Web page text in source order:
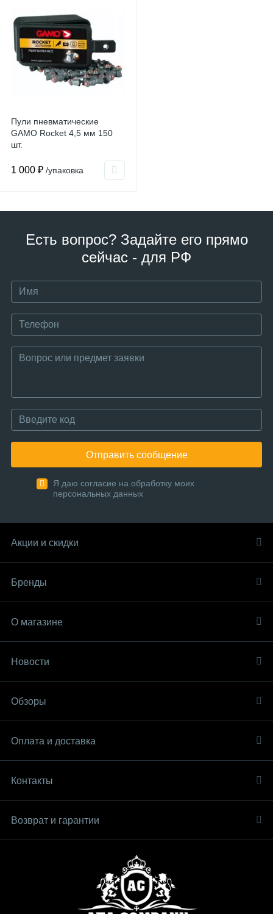
Пули пневматические
GAMO Rocket 4,5 мм 150
шт.
1 000 ₽ /упаковка
Есть вопрос? Задайте его прямо
сейчас - для РФ
Отправить сообщение
Я даю согласие на обработку моих
персональных данных
Акции и скидки
Бренды
О магазине
Новости
Обзоры
Оплата и доставка
Контакты
Возврат и гарантии